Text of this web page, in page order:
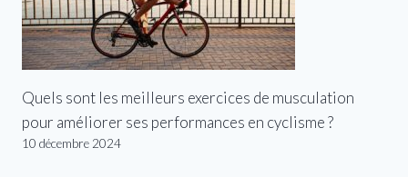
Quels sont les meilleurs exercices de musculation
pour améliorer ses performances en cyclisme ?
10 décembre 2024